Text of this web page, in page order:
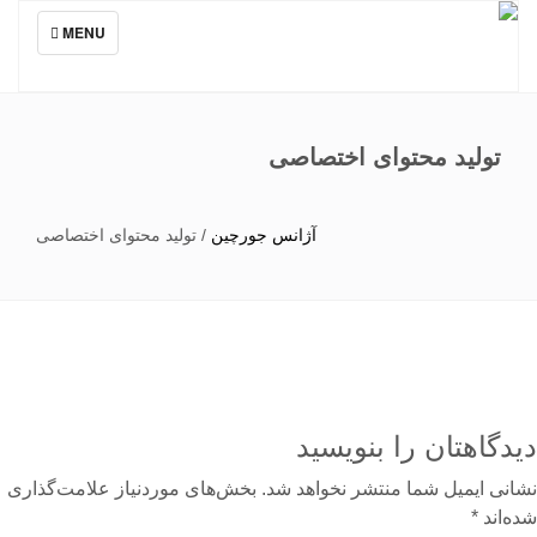
TOGGLE
NAVIGATION
MENU
تولید محتوای اختصاصی
آژانس جورچین/تولید محتوای اختصاصی
را بنویسید
ایمیل شما منتشر نخواهد شد. بخش‌های موردنیاز علامت‌گذاری
*